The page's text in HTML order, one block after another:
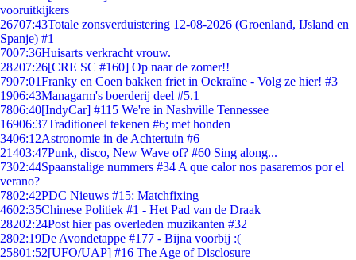
vooruitkijkers
26707:43Totale zonsverduistering 12-08-2026 (Groenland, IJsland en
Spanje) #1
7007:36Huisarts verkracht vrouw.
28207:26[CRE SC #160] Op naar de zomer!!
7907:01Franky en Coen bakken friet in Oekraïne - Volg ze hier! #3
1906:43Managarm's boerderij deel #5.1
7806:40[IndyCar] #115 We're in Nashville Tennessee
16906:37Traditioneel tekenen #6; met honden
3406:12Astronomie in de Achtertuin #6
21403:47Punk, disco, New Wave of? #60 Sing along...
7302:44Spaanstalige nummers #34 A que calor nos pasaremos por el
verano?
7802:42PDC Nieuws #15: Matchfixing
4602:35Chinese Politiek #1 - Het Pad van de Draak
28202:24Post hier pas overleden muzikanten #32
2802:19De Avondetappe #177 - Bijna voorbij :(
25801:52[UFO/UAP] #16 The Age of Disclosure